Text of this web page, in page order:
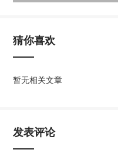
猜你喜欢
暂无相关文章
发表评论